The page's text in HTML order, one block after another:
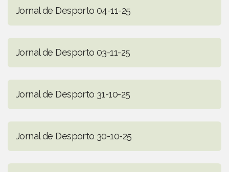
Jornal de Desporto 04-11-25
Jornal de Desporto 03-11-25
Jornal de Desporto 31-10-25
Jornal de Desporto 30-10-25